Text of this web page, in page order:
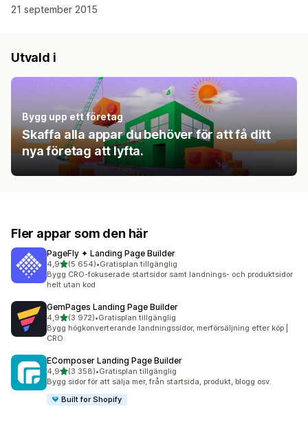
21 september 2015
Utvald i
Bygg upp ett företag
Skaffa alla appar du behöver för att få ditt
nya företag att lyfta.
Fler appar som den här
PageFly ✦ Landing Page Builder
4,9av 5 stjärnor
(5 654)
5654 recensioner totalt
•Gratisplan tillgänglig
Bygg CRO-fokuserade startsidor samt landnings- och produktsidor
helt utan kod
GemPages Landing Page Builder
4,9av 5 stjärnor
(3 972)
3972 recensioner totalt
•Gratisplan tillgänglig
Bygg högkonverterande landningssidor, merförsäljning efter köp |
CRO
EComposer Landing Page Builder
4,9av 5 stjärnor
(3 358)
3358 recensioner totalt
•Gratisplan tillgänglig
Bygg sidor för att sälja mer, från startsida, produkt, blogg osv.
Built for Shopify